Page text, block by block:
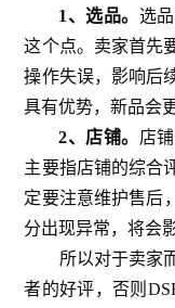
1、选品。 选
这个点。卖家首先
操作失误，影响后
具有优势，新品会
2、店铺。 店
主要指店铺的综合
定要注意维护售后
分出现异常，将会
所以对于卖家而
者的好评，否则